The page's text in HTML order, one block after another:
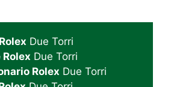
Due Torri
Due Torri
Rolex Due Torri